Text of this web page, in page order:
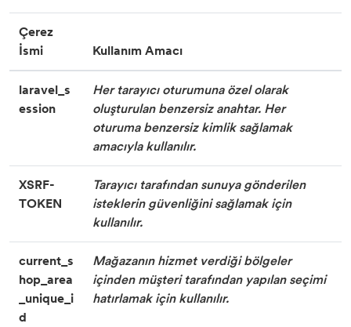
Çerez
İsmi
Kullanım Amacı
laravel_s
ession
Her tarayıcı oturumuna özel olarak
oluşturulan benzersiz anahtar. Her
oturuma benzersiz kimlik sağlamak
amacıyla kullanılır.
XSRF-
TOKEN
Tarayıcı tarafından sunuya gönderilen
isteklerin güvenliğini sağlamak için
kullanılır.
current_s
hop_area
_unique_i
d
Mağazanın hizmet verdiği bölgeler
içinden müşteri tarafından yapılan seçimi
hatırlamak için kullanılır.